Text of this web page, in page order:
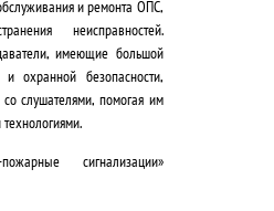
и ремонта ОПС,
неисправностей.
имеющие большой
безопасности,
слушателями, помогая им
сигнализации»